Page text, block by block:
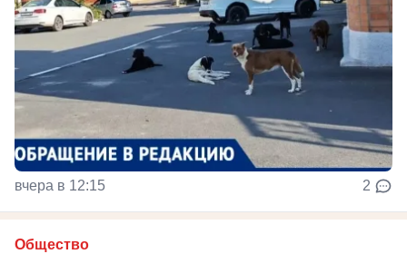
вчера в 12:15 2
Общество